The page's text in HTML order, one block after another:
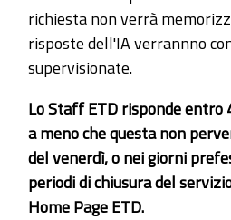
richiesta non verrà
risposte dell'IA verrannno
supervisionate.
Lo Staff ETD risponde entro
a meno che questa non
del venerdì, o nei giorni
periodi di chiusura del
Home Page ETD.